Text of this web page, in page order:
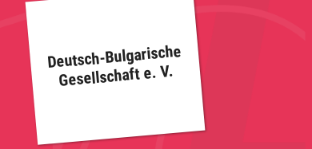
Deutsch-Bulgarische
Gesellschaft e. V.